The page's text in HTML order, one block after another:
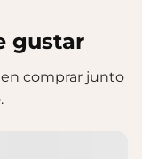
gustar
comprar junto